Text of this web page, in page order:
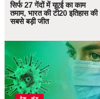
सिर्फ 27 गेंदों में यूएई का काम
तमाम, भारत की टी20 इतिहास की
सबसे बड़ी जीत